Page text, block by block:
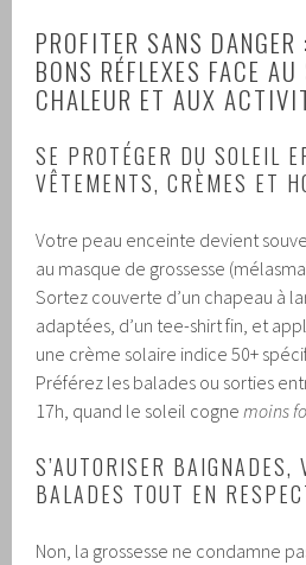
PROFITER SANS
BONS RÉFLEXES FACE
CHALEUR ET AUX
SE PROTÉGER DU SOLEIL
VÊTEMENTS, CRÈMES ET
Votre peau enceinte devient
au masque de grossesse
Sortez couverte d’un chapeau à
adaptées, d’un tee-shirt fin, et
une crème solaire indice 50+
Préférez les balades ou sorties
17h, quand le soleil cognemoins
S’AUTORISER BAIGNADES,
BALADES TOUT EN
Non, la grossesse ne condamne